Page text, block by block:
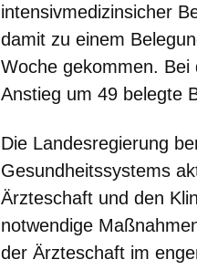
intensivmedizinsicher
damit zu einem
Woche gekommen.
Anstieg um 49 belegte
Die Landesregierung
Gesundheitssystems
Ärzteschaft und den
notwendige
der Ärzteschaft im